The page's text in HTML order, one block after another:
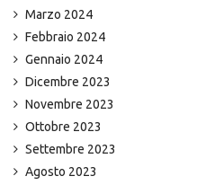
Marzo 2024
Febbraio 2024
Gennaio 2024
Dicembre 2023
Novembre 2023
Ottobre 2023
Settembre 2023
Agosto 2023